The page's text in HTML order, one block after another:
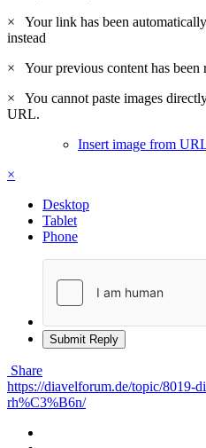
×
Your link has been
instead
×
Your previous content has been
×
You cannot paste images
URL.
Insert image from
×
Desktop
Tablet
Phone
Submit Reply
Share
https://diavelforum.de/topic/8019-
rh%C3%B6n/